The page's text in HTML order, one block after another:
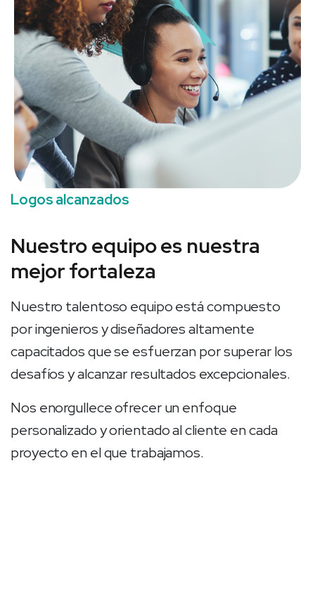
Logos alcanzados
Nuestro equipo es nuestra
mejor fortaleza
Nuestro talentoso equipo está compuesto
por ingenieros y diseñadores altamente
capacitados que se esfuerzan por superar los
desafíos y alcanzar resultados excepcionales.
Nos enorgullece ofrecer un enfoque
personalizado y orientado al cliente en cada
proyecto en el que trabajamos.